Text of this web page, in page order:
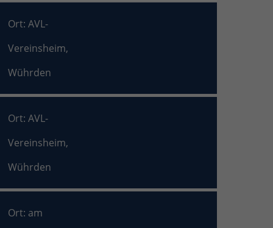
Ort: AVL-
Vereinsheim,
Wührden
Ort: AVL-
Vereinsheim,
Wührden
Ort: am